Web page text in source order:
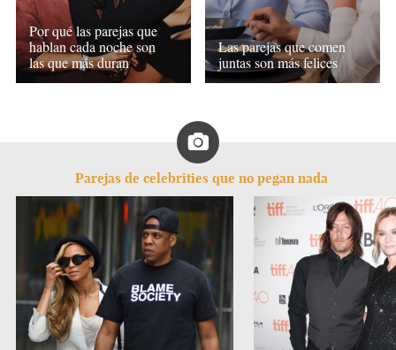
Por qué las parejas que
hablan cada noche son
las que más duran
Las parejas que comen
juntas son más felices
Parejas de celebrities que no pegan nada